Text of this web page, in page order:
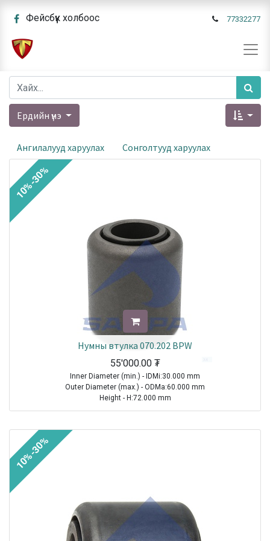
Фейсбүүк холбоос 77332277
Ердийн үнэ
Ангилалууд харуулах Сонголтууд харуулах
Нумны втулка 070.202 BPW
55'000.00₮
Inner Diameter (min.) - IDMi:30.000 mm
Outer Diameter (max.) - ODMa:60.000 mm
Height - H:72.000 mm
Internal Height - IH:69.000 mm
TRAILER|BPW|Trailing arm ( width 70 mm ) ( Airlight II )|1970-2021
10%-30%
10%-30%